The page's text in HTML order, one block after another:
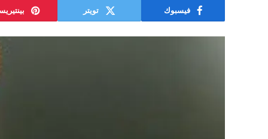
فيسبوك تويتر